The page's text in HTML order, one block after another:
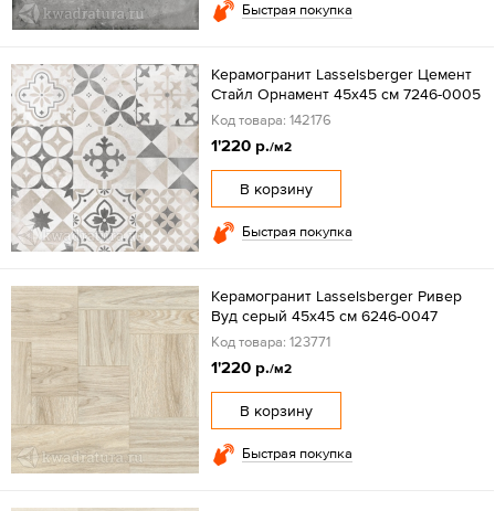
Быстрая покупка
Керамогранит Lasselsberger Цемент
Стайл Орнамент 45х45 см 7246-0005
Код товара: 142176
1'220 р./м2
В корзину
Быстрая покупка
Керамогранит Lasselsberger Ривер
Вуд серый 45х45 см 6246-0047
Код товара: 123771
1'220 р./м2
В корзину
Быстрая покупка